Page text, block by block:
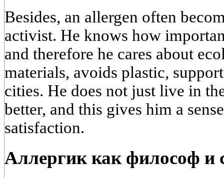
Besides, an allergen often
activist. He knows how
and therefore he cares about
materials, avoids plastic,
cities. He does not just live in
better, and this gives him a
satisfaction.
Аллергик как философ и